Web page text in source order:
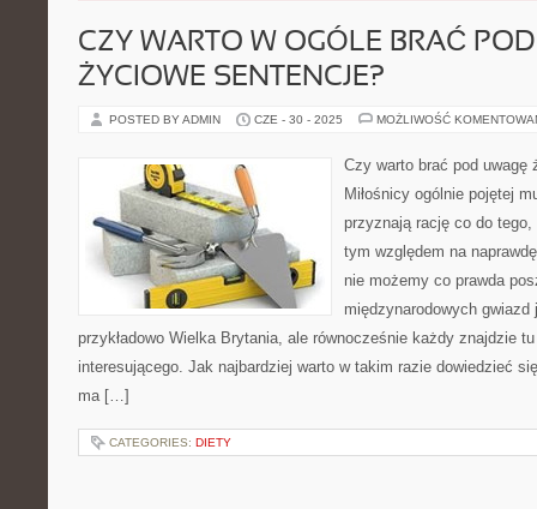
CZY WARTO W OGÓLE BRAĆ
ŻYCIOWE SENTENCJE?
POSTED BY ADMIN CZE - 30 - 2025 MOŻLIWOŚĆ
Czy warto brać pod uwagę
Miłośnicy ogólnie pojętej
przyznają rację co do
tym względem na
nie możemy co prawda
międzynarodowych
przykładowo Wielka Brytania, ale równocześnie każdy znajdzie
interesującego. Jak najbardziej warto w takim razie dowiedzieć
ma […]
CATEGORIES: DIETY